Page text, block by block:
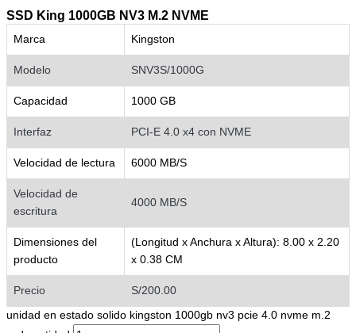
SSD King 1000GB NV3 M.2 NVME
Marca Kingston
Modelo SNV3S/1000G
Capacidad 1000 GB
Interfaz PCI-E 4.0 x4 con NVME
Velocidad de lectura 6000 MB/S
Velocidad de
escritura
4000 MB/S
Dimensiones del
producto
(Longitud x Anchura x Altura): 8.00 x 2.20
x 0.38 CM
Precio S/200.00
unidad en estado solido kingston 1000gb nv3 pcie 4.0 nvme m.2